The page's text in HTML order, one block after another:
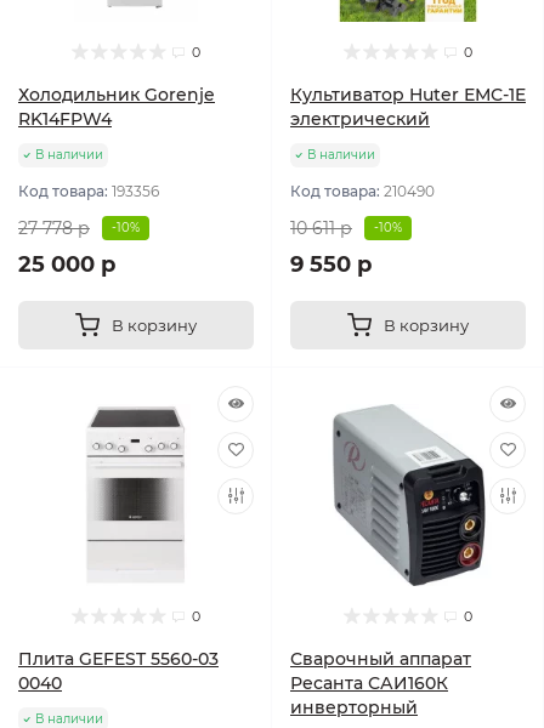
0
Холодильник Gorenje
RK14FPW4
В наличии
Код товара: 193356
27 778 р -10%
25 000 р
В корзину
0
Культиватор Huter ЕМС-1E
электрический
В наличии
Код товара: 210490
10 611 р -10%
9 550 р
В корзину
0
Плита GEFEST 5560-03
0040
В наличии
0
Сварочный аппарат
Ресанта САИ160К
инверторный